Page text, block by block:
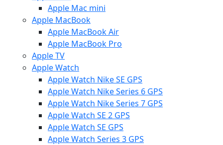
Apple Mac mini
Apple MacBook
Apple MacBook Air
Apple MacBook Pro
Apple TV
Apple Watch
Apple Watch Nike SE GPS
Apple Watch Nike Series 6 GPS
Apple Watch Nike Series 7 GPS
Apple Watch SE 2 GPS
Apple Watch SE GPS
Apple Watch Series 3 GPS